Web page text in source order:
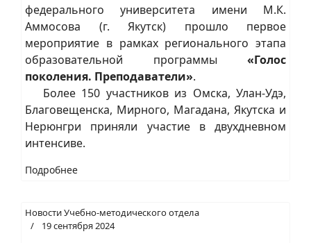
федерального университета имени М.К.
Аммосова (г. Якутск) прошло первое
мероприятие в рамках регионального этапа
образовательной программы «Голос
поколения. Преподаватели».
Более 150 участников из Омска, Улан-Удэ,
Благовещенска, Мирного, Магадана, Якутска и
Нерюнгри приняли участие в двухдневном
интенсиве.
Подробнее
Новости Учебно-методического отдела
19 сентября 2024